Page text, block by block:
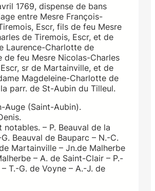
1769, dispense de bans
entre Mesre François-
Escr, fils de feu Mesre
de Tiremois, Escr, et de
Laurence-Charlotte de
de feu Mesre Nicolas-Charles
sr de Martainville, et de
Magdeleine-Charlotte de
parr. de St-Aubin du Tilleul.
Auge (Saint-Aubin).
notables. – P. Beauval de la
Beauval de Bauparc – N.-C.
Martainville – Jn.de Malherbe
– A. de Saint-Clair – P.-
T.-G. de Voyne – A.-J. de